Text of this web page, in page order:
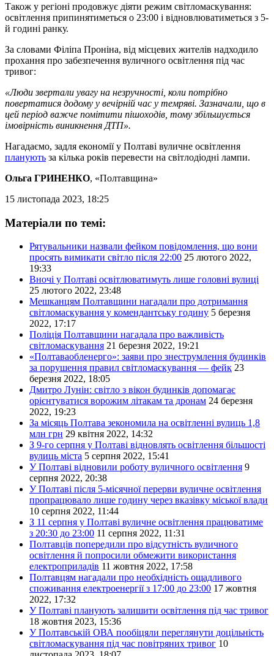
Також у регіоні продовжує діяти режим світломаскування:
освітлення припинятиметься о 23:00 і відновлюватиметься з 5-
й годині ранку.
За словами Філіпа Проніна, від місцевих жителів надходило
прохання про забезпечення вуличного освітлення під час
тривог:
«Люди звертали увагу на незручності, коли потрібно
повертатися додому у вечірній час у темряві. Зазначали, що в
цей період важче помітити пішоходів, тому збільшується
імовірність виникнення ДТП».
Нагадаємо, задля економії у Полтаві вуличне освітлення
планують за кілька років перевести на світлодіодні лампи.
Ольга ГРИНЕНКО, «Полтавщина»
15 листопада 2023, 18:25
Матеріали по темі:
Рятувальники назвали фейком повідомлення, що вони
просять вимикати світло після 22:00 25 лютого 2022,
19:33
Вночі у Полтаві освітлюватимуть лише головні вулиці
25 лютого 2022, 23:48
Мешканцям Полтавщини нагадали про дотримання
світломаскування у комендантську годину 5 березня
2022, 17:17
Поліція Полтавщини нагадала про важливість
світломаскування 21 березня 2022, 19:21
«Полтаваобленерго»: заяви про знеструмлення будинків
за порушення правил світломаскування — фейк 23
березня 2022, 18:05
Дмитро Лунін: світло з вікон будинків допомагає
орієнтуватися ворожим літакам та дронам 24 березня
2022, 19:23
За місяць Полтава зекономила на освітленні вулиць 1,8
млн грн 29 квітня 2022, 14:32
З 9-го серпня у Полтаві відновлять освітлення більшості
вулиць міста 5 серпня 2022, 15:41
У Полтаві відновили роботу вуличного освітлення 9
серпня 2022, 20:38
У Полтаві після 5-місячної перерви вуличне освітлення
пропрацювало лише годину через вказівку міської влади
10 серпня 2022, 11:44
З 11 серпня у Полтаві вуличне освітлення працюватиме
з 20:30 до 23:00 11 серпня 2022, 11:31
Полтавців попередили про відсутність вуличного
освітлення й попросили обмежити використання
електроприладів 11 жовтня 2022, 17:58
Полтавцям нагадали про необхідність ощадливого
споживання електроенергії з 17:00 до 23:00 17 жовтня
2022, 17:32
У Полтаві планують залишити освітлення під час тривог
18 жовтня 2023, 15:36
У Полтавській ОВА пообіцяли переглянути доцільність
світломаскування під час повітряних тривог 10